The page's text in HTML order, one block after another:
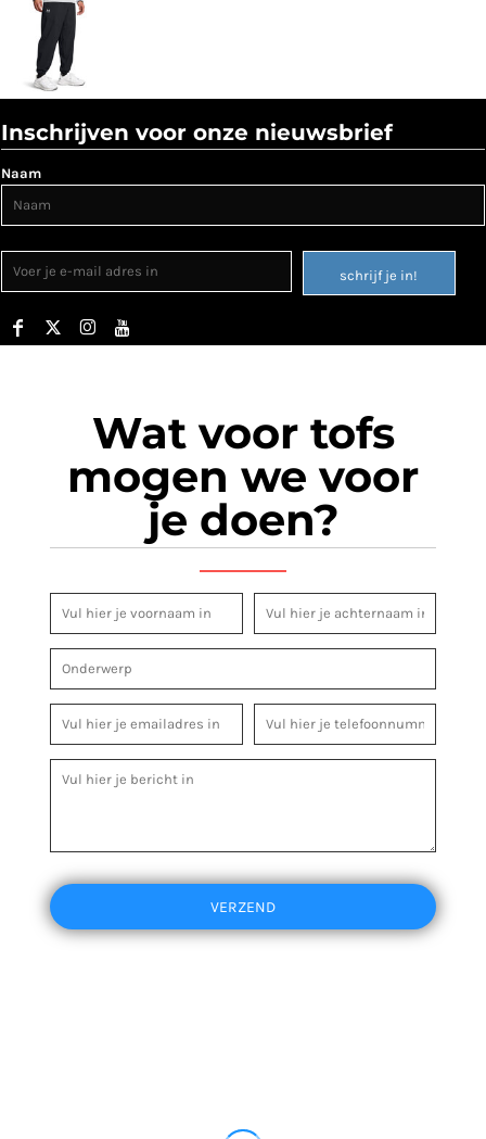
Inschrijven voor onze nieuwsbrief
Naam
schrijf je in!
Wat voor tofs
mogen we voor
je doen?
VERZEND